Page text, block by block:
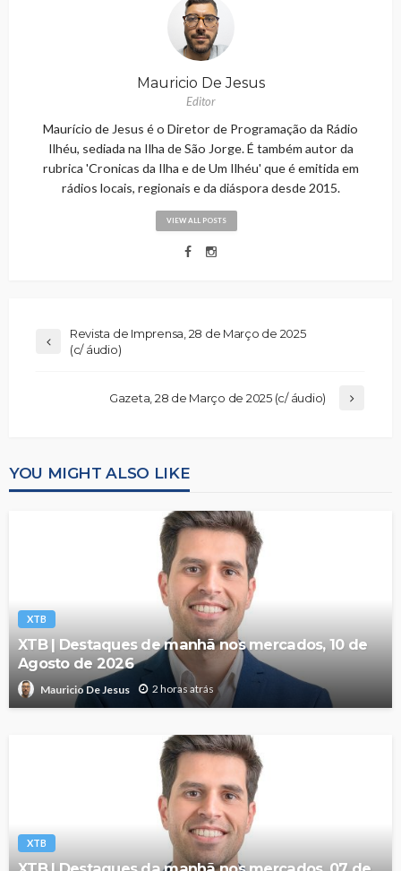
Mauricio De Jesus
Editor
Maurício de Jesus é o Diretor de Programação da Rádio
Ilhéu, sediada na Ilha de São Jorge. É também autor da
rubrica 'Cronicas da Ilha e de Um Ilhéu' que é emitida em
rádios locais, regionais e da diáspora desde 2015.
VIEW ALL POSTS
Revista de Imprensa, 28 de Março de 2025
(c/ áudio)
Gazeta, 28 de Março de 2025 (c/ áudio)
YOU MIGHT ALSO LIKE
XTB
XTB | Destaques de manhã nos mercados, 10 de
Agosto de 2026
Mauricio De Jesus 2 horas atrás
XTB